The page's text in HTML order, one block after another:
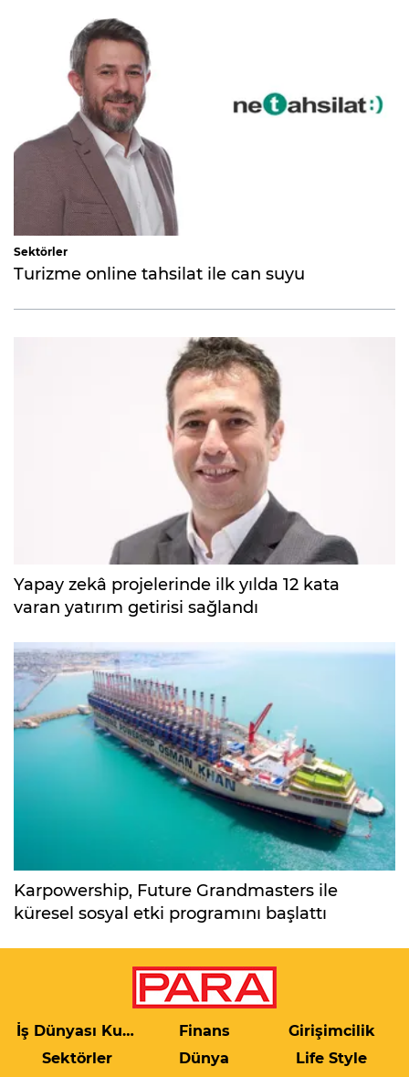
Sektörler
Turizme online tahsilat ile can suyu
Yapay zekâ projelerinde ilk yılda 12 kata
varan yatırım getirisi sağlandı
Karpowership, Future Grandmasters ile
küresel sosyal etki programını başlattı
İş Dünyası Kulis Finans
Girişimcilik
Sektörler
Dünya Life Style